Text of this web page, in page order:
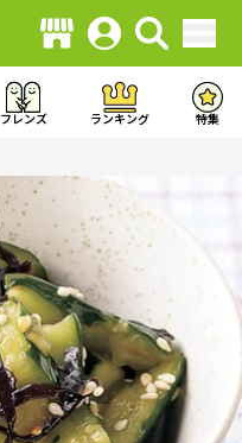
フレンズ ランキング 特集